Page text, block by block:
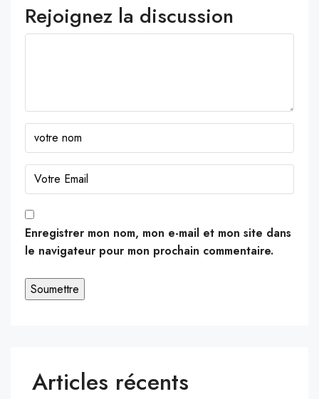
Rejoignez la discussion
Enregistrer mon nom, mon e-mail et mon site dans
le navigateur pour mon prochain commentaire.
Articles récents